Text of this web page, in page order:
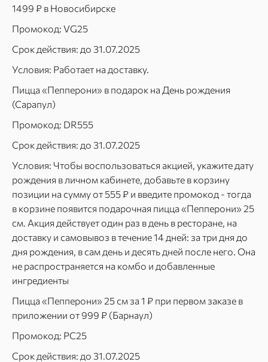
1499 ₽ в Новосибирске
Промокод: VG25
Срок действия: до 31.07.2025
Условия: Работает на доставку.
Пицца «Пепперони» в подарок на День рождения
(Сарапул)
Промокод: DR555
Срок действия: до 31.07.2025
Условия: Чтобы воспользоваться акцией, укажите дату
рождения в личном кабинете, добавьте в корзину
позиции на сумму от 555 ₽ и введите промокод - тогда
в корзине появится подарочная пицца «Пепперони» 25
см. Акция действует один раз в день в ресторане, на
доставку и самовывоз в течение 14 дней: за три дня до
дня рождения, в сам день и десять дней после него. Она
не распространяется на комбо и добавленные
ингредиенты
Пицца «Пепперони» 25 см за 1 ₽ при первом заказе в
приложении от 999 ₽ (Барнаул)
Промокод: PC25
Срок действия: до 31.07.2025